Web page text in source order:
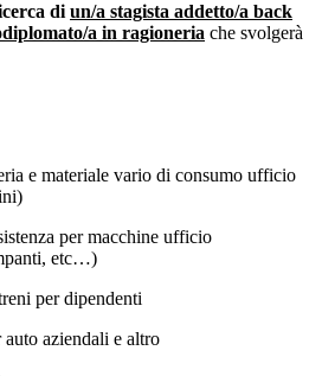
di un/a stagista addetto/a back
a in ragioneria che svolgerà
e materiale vario di consumo ufficio
per macchine ufficio
etc…)
per dipendenti
aziendali e altro